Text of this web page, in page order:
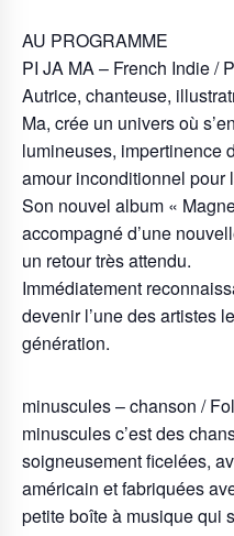
AU PROGRAMME
PI JA MA – French Indie /
Autrice, chanteuse,
Ma, crée un univers où
lumineuses, impertinence
amour inconditionnel pour
Son nouvel album «
accompagné d’une
un retour très attendu.
Immédiatement
devenir l’une des artistes
génération.
minuscules – chanson /
minuscules c’est des
soigneusement ficelées,
américain et fabriquées
petite boîte à musique qui